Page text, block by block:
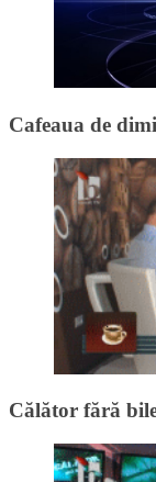
Cafeaua de
Călător fără